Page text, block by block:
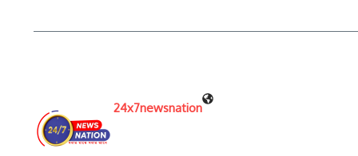
24x7newsnation